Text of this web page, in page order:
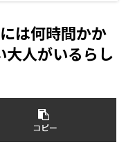
は何時間かか
人がいるらし
コピー